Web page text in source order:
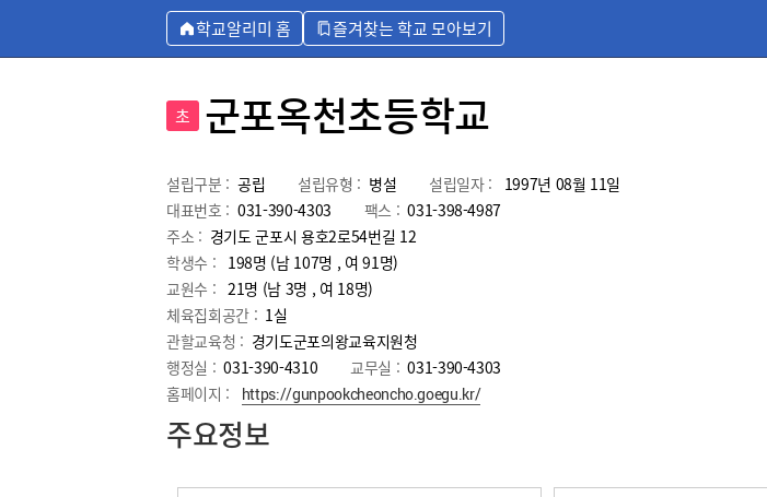
학교알리미 홈 즐겨찾는 학교 모아보기
초 군포옥천초등학교
설립구분 : 공립 설립유형 : 병설 설립일자 :
1997년 08월 11일
대표번호 : 031-390-4303 팩스 : 031-398-4987
주소 : 경기도 군포시 용호2로54번길 12
학생수 : 198명 (남 107명 , 여 91명)
교원수 : 21명 (남 3명 , 여 18명)
체육집회공간 : 1실
관할교육청 : 경기도군포의왕교육지원청
행정실 : 031-390-4310 교무실 : 031-390-4303
홈페이지 :
https://gunpookcheoncho.goegu.kr/
주요정보